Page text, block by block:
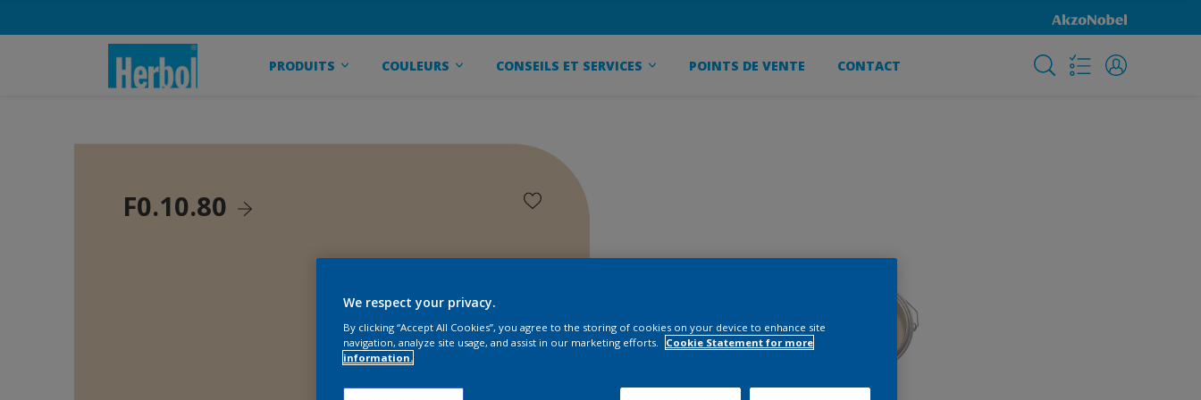
PRODUITS COULEURS CONSEILS ET SERVICES POINTS DE VENTE CONTACT
F0.10.80
We respect your privacy.
By clicking “Accept All Cookies”, you agree to the storing of cookies on your device to enhance site
navigation, analyze site usage, and assist in our marketing efforts.
Cookie Statement for more
information.